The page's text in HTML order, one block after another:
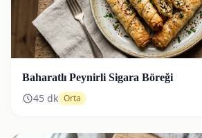
Baharatlı Peynirli Sigara Böreği
45 dk Orta